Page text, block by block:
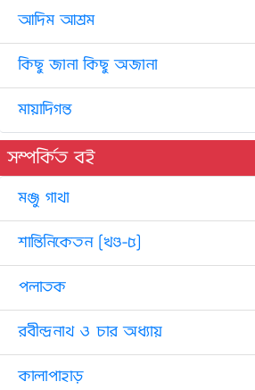
আদিম আশ্রম
কিছু জানা কিছু অজানা
মায়াদিগন্ত
সম্পর্কিত বই
মঞ্জু গাথা
শান্তিনিকেতন [খণ্ড-৫]
পলাতক
রবীন্দ্রনাথ ও চার অধ্যায়
কালাপাহাড়